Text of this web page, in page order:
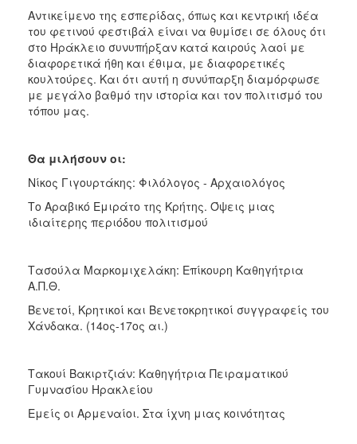
ΤΟΠΟΣ
ΠΟΛΙΤΙΣΜΟΣ
ΑΝΘΕΚΤΙΚΗ
ΠΟΛΗ
Αντικείμενο της εσπερίδας, όπως και κεντρική ιδέα
του φετινού φεστιβάλ είναι να θυμίσει σε όλους ότι
στο Ηράκλειο συνυπήρξαν κατά καιρούς λαοί με
διαφορετικά ήθη και έθιμα, με διαφορετικές
κουλτούρες. Και ότι αυτή η συνύπαρξη διαμόρφωσε
με μεγάλο βαθμό την ιστορία και τον πολιτισμό του
τόπου μας.
Θα μιλήσουν οι:
Νίκος Γιγουρτάκης: Φιλόλογος - Αρχαιολόγος
Το Αραβικό Εμιράτο της Κρήτης. Όψεις μιας
ιδιαίτερης περιόδου πολιτισμού
Τασούλα Μαρκομιχελάκη: Επίκουρη Καθηγήτρια
Α.Π.Θ.
Βενετοί, Κρητικοί και Βενετοκρητικοί συγγραφείς του
Χάνδακα. (14ος-17ος αι.)
Τακουί Βακιρτζιάν: Καθηγήτρια Πειραματικού
Γυμνασίου Ηρακλείου
Εμείς οι Αρμεναίοι. Στα ίχνη μιας κοινότητας